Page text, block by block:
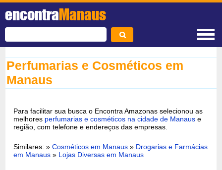
encontraManaus
Perfumarias e Cosméticos em
Manaus
Para facilitar sua busca o Encontra Amazonas selecionou as
melhores perfumarias e cosméticos na cidade de Manaus e
região, com telefone e endereços das empresas.
Similares: »Cosméticos em Manaus » Drogarias e Farmácias
em Manaus » Lojas Diversas em Manaus